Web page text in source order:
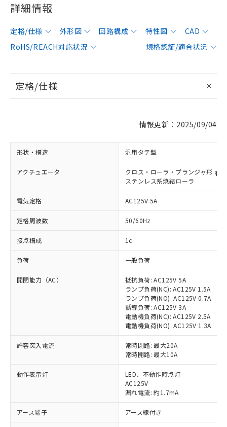
詳細情報
定格/仕様 外形図 回路構成 特性図
CAD
RoHS/REACH対応状況
規格認証/適合状況
定格/仕様
情報更新：2025/09/04
形状・構造 汎用タテ型
アクチュエータ
クロス・ローラ・プランジャ形
ステンレス系焼結ローラ
電気定格 AC125V 5A
定格周波数 50/60Hz
接点構成 1c
負荷 一般負荷
開閉能力（AC）
抵抗負荷: AC125V 5A
ランプ負荷(NC): AC125V 1.5A
ランプ負荷(NO): AC125V 0.7A
誘導負荷: AC125V 3A
電動機負荷(NC): AC125V 2.5A
電動機負荷(NO): AC125V 1.3A
許容突入電流
常時閉路: 最大20A
常時開路: 最大10A
動作表示灯
LED、不動作時点灯
AC125V
漏れ電流: 約1.7mA
アース端子 アース線付き